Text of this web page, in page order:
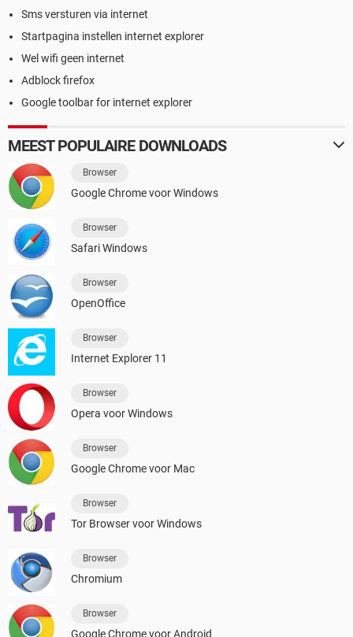
Sms versturen via internet
Startpagina instellen internet explorer
Wel wifi geen internet
Adblock firefox
Google toolbar for internet explorer
MEEST POPULAIRE DOWNLOADS
Browser
Google Chrome voor Windows
Browser
Safari Windows
Browser
OpenOffice
Browser
Internet Explorer 11
Browser
Opera voor Windows
Browser
Google Chrome voor Mac
Browser
Tor Browser voor Windows
Browser
Chromium
Browser
Google Chrome voor Android